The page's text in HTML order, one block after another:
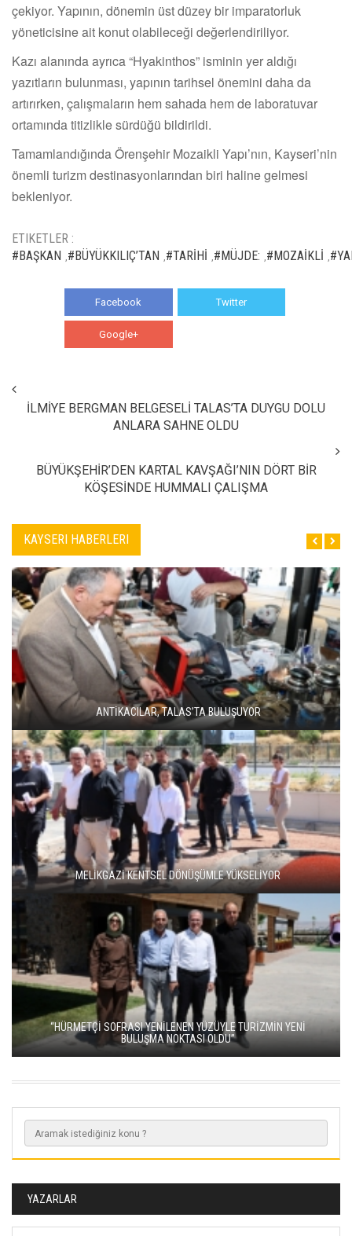
çekiyor. Yapının, dönemin üst düzey bir imparatorluk
yöneticisine ait konut olabileceği değerlendiriliyor.
Kazı alanında ayrıca “Hyakinthos” isminin yer aldığı
yazıtların bulunması, yapının tarihsel önemini daha da
artırırken, çalışmaların hem sahada hem de laboratuvar
ortamında titizlikle sürdüğü bildirildi.
Tamamlandığında Örenşehir Mozaikli Yapı’nın, Kayseri’nin
önemli turizm destinasyonlarından biri haline gelmesi
bekleniyor.
ETIKETLER :
#BAŞKAN #BÜYÜKKILIÇ’TAN #TARİHİ #MÜJDE: #MOZAİKLİ
Facebook Twitter
Google+
İLMİYE BERGMAN BELGESELİ TALAS’TA DUYGU DOLU
ANLARA SAHNE OLDU
BÜYÜKŞEHİR’DEN KARTAL KAVŞAĞI’NIN DÖRT BİR
KÖŞESİNDE HUMMALI ÇALIŞMA
KAYSERI HABERLERI
ANTİKACILAR, TALAS’TA BULUŞUYOR
MELİKGAZİ KENTSEL DÖNÜŞÜMLE YÜKSELİYOR
“HÜRMETÇİ SOFRASI YENİLENEN YÜZÜYLE TURİZMİN YENİ
BULUŞMA NOKTASI OLDU”
YAZARLAR